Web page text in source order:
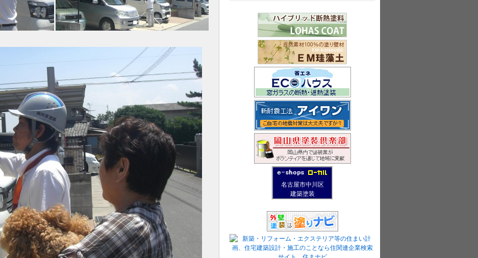
名古屋市中川区
建築塗装